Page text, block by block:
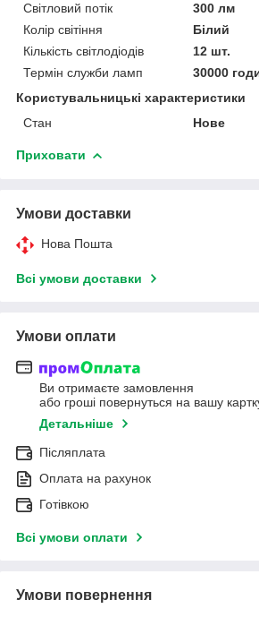
Світловий потік
300 лм
Колір світіння
Білий
Кількість світлодіодів
12 шт.
Термін служби ламп
30000
Користувальницькі характеристики
Стан
Нове
Приховати
Умови доставки
Нова Пошта
Всі умови доставки
Умови оплати
Ви отримаєте замовлення
або гроші повернуться на вашу
Детальніше
Післяплата
Оплата на рахунок
Готівкою
Всі умови оплати
Умови повернення